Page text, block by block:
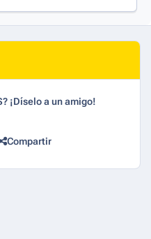
¡Díselo a un amigo!
Compartir